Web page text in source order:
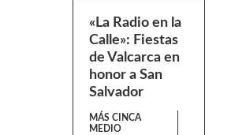
«La Radio en la
Calle»: Fiestas
de Valcarca en
honor a San
Salvador
MÁS CINCA
MEDIO